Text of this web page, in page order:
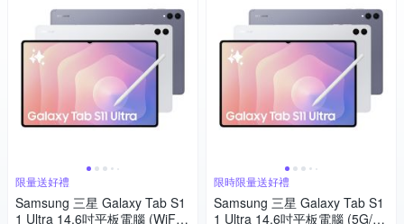
限量送好禮
Samsung 三星 Galaxy Tab S1
1 Ultra 14.6吋平板電腦 (WiFi/1
限時限量送好禮
Samsung 三星 Galaxy Tab S1
1 Ultra 14.6吋平板電腦 (5G/12